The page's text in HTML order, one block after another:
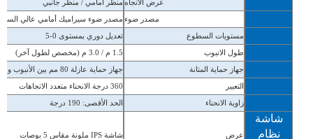
عرض الاتجاه منظر أمامي / منظر جانبي
مصدر ضوء مصدر ضوء سيراميك أمامي عالي
مستويات السطوع تعديل دوري بمستوى 0-5
طول الانبوب 1.5 م / 3.0 م (مخصص لطول آخر)
جهاز حماية المتانة جهاز حماية عازلة 80 مم بين الأنبوب والمقبض
التعبير 360 درجة الانحناء متعدد الاتجاهات
زاوية الانحناء الحد الأقصى: 190 درجة
شاشة
نظام
عرض شاشة IPS ملونة مقاس 5 بوصات